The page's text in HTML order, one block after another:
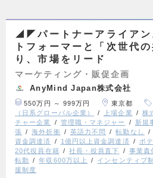
◢◤パートナーアライア
トフォーマーと「次世代
り、市場をリード
マーケティング・販促企画
AnyMind Japan株式会社
550万円 ～ 999万円 東京都
（日系グローバル企業）
上場企業 株
チャー企業
管理職・マネジャー 新規
張
海外折衝 英語力不問 転勤なし
資金調達済
1億円以上資金調達済
ポ
20代役員在籍
社長・役員直下 事業責
転勤
年収600万以上 インセンティブ
援制度